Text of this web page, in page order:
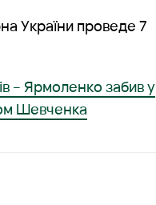
України проведе 7
– Ярмоленко забив у
Шевченка